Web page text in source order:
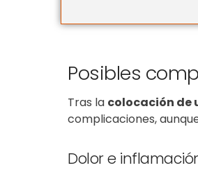
Posibles
Tras la colocación de
complicaciones,
Dolor e